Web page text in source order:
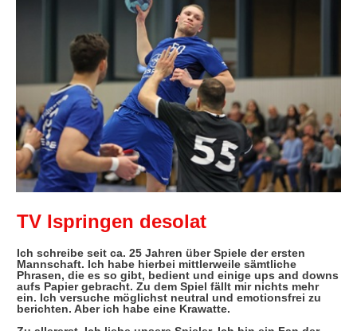
TV Ispringen desolat
Ich schreibe seit ca. 25 Jahren über Spiele der ersten
Mannschaft. Ich habe hierbei mittlerweile sämtliche
Phrasen, die es so gibt, bedient und einige ups and downs
aufs Papier gebracht. Zu dem Spiel fällt mir nichts mehr
ein. Ich versuche möglichst neutral und emotionsfrei zu
berichten. Aber ich habe eine Krawatte.